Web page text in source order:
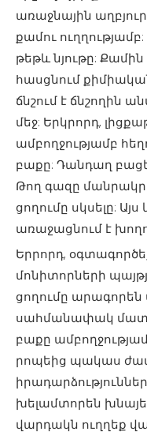
առաջնային
քամու
թեթև նյութը:
հասցնում
ճնշում է ճնշողին
մեջ: Երկրորդ,
ամբողջությամբ
բաքը: Դանդաղ
Թող գազը
ցողումը սկսելը:
առաջացնում է
Երրորդ,
մոնիտորների
ցողումը արագորեն
սահմանափակ
բաքը
րոպեից պակաս
խելամտորեն
վարդակն ուղղեք